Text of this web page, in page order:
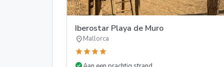
Iberostar Playa de Muro
location_onMallorca
starstarstarstar